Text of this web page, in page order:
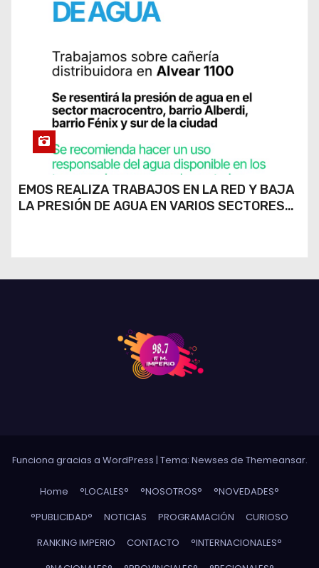
EMOS REALIZA TRABAJOS EN LA RED Y BAJA
LA PRESIÓN DE AGUA EN VARIOS SECTORES
Funciona gracias a WordPress | Tema: Newses de Themeansar.
Home °LOCALES° °NOSOTROS°
°NOVEDADES°
°PUBLICIDAD°
NOTICIAS PROGRAMACIÓN
CURIOSO
RANKING IMPERIO
CONTACTO
°INTERNACIONALES°